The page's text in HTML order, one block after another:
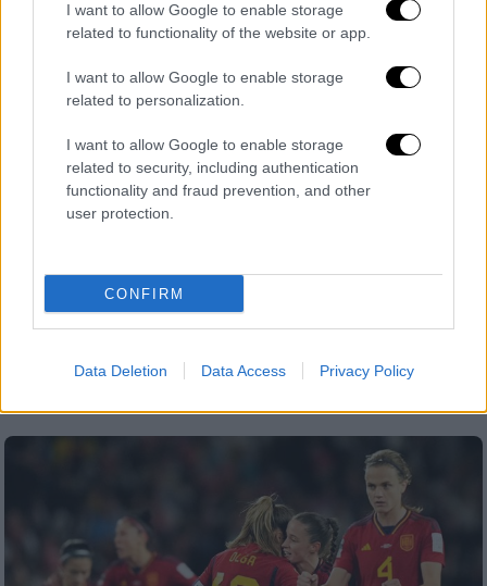
I want to allow Google to enable storage
related to functionality of the website or app.
I want to allow Google to enable storage
related to personalization.
I want to allow Google to enable storage
related to security, including authentication
functionality and fraud prevention, and other
user protection.
CONFIRM
Data Deletion Data Access Privacy Policy
Αθλητισμός |24.08.2023 17:59
Στενεύει ο κλοιός για τον Λουίς
καταγγέλλεται και για προσβλητικά
σχόλια σε πρώην συνάδελφο
Ο ασκός του Αιόλου άνοιξε για τον Λουίς